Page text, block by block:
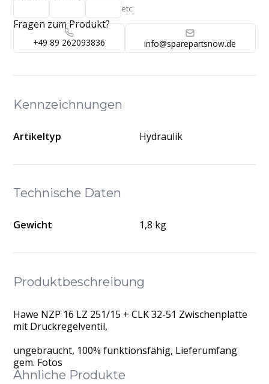
Technische Daten
Gewicht 1,8 kg
Produktbeschreibung
Hawe NZP 16 LZ 251/15 + CLK 32-51 Zwischenplatte
mit Druckregelventil,
ungebraucht, 100% funktionsfähig, Lieferumfang
gem. Fotos
etc.
Fragen zum Produkt?
+49 89 262093836 info@sparepartsnow.de
Kennzeichnungen
Artikeltyp Hydraulik
Ähnliche Produkte